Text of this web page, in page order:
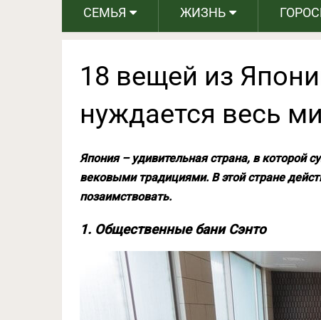
СЕМЬЯ ЖИЗНЬ
18 вещей из
нуждается весь
Япония – удивительная страна, в которой
вековыми традициями. В этой стране
позаимствовать.
1. Общественные бани Сэнто